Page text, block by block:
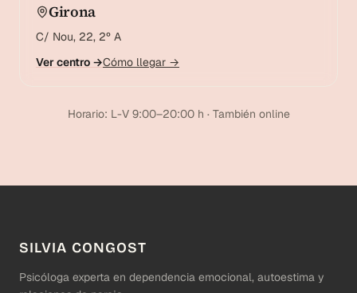
Girona
C/ Nou, 22, 2º A
Ver centro →Cómo llegar →
Horario: L-V 9:00–20:00 h · También online
SILVIA CONGOST
Psicóloga experta en dependencia emocional, autoestima y